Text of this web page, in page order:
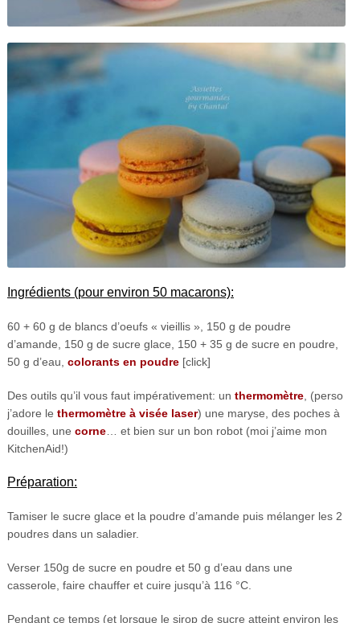
Ingrédients (pour environ 50 macarons):
60 + 60 g de blancs d’oeufs « vieillis », 150 g de poudre
d’amande, 150 g de sucre glace, 150 + 35 g de sucre en poudre,
50 g d’eau, colorants en poudre[click]
Des outils qu’il vous faut impérativement: un thermomètre, (perso
j’adore le thermomètre à visée laser) une maryse, des poches à
douilles, une corne… et bien sur un bon robot (moi j’aime mon
KitchenAid!)
Préparation:
Tamiser le sucre glace et la poudre d’amande puis mélanger les 2
poudres dans un saladier.
Verser 150g de sucre en poudre et 50 g d’eau dans une
casserole, faire chauffer et cuire jusqu’à 116 °C.
Pendant ce temps (et lorsque le sirop de sucre atteint environ les